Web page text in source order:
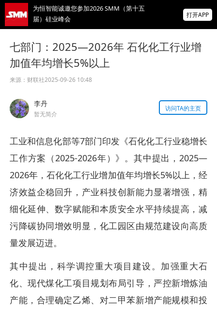
为恒智能诚邀您参加2026 SMM（第十五
届）硅业峰会
锌、氧化锌、镀锌板供需及价格展望
掌上有色
为有色行业打造的神器
出口近乎翻倍！【SMM专题】
打开APP
七部门：2025—2026年 石化化工行业增
加值年均增长5%以上
来源： 财联社2025-09-26 10:48
李丹
暂无简介
访问TA的主页
工业和信息化部等7部门印发《石化化工行业稳增长
工作方案（2025-2026年）》。其中提出，2025—
2026年，石化化工行业增加值年均增长5%以上，经
济效益企稳回升，产业科技创新能力显著增强，精
细化延伸、数字赋能和本质安全水平持续提高，减
污降碳协同增效明显，化工园区由规范建设向高质
量发展迈进。
其中提出，科学调控重大项目建设。加强重大石
化、现代煤化工项目规划布局引导，严控新增炼油
产能，合理确定乙烯、对二甲苯新增产能规模和投